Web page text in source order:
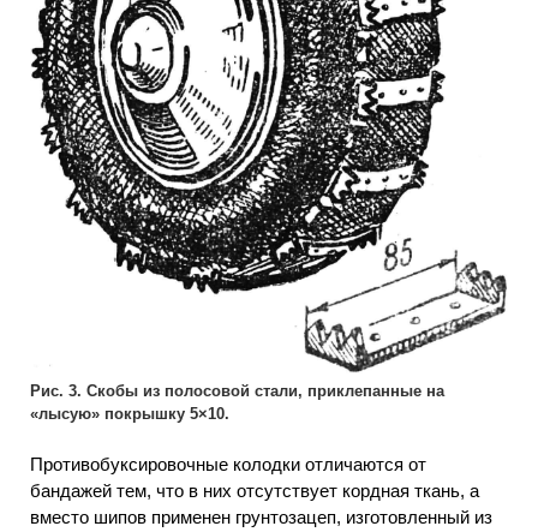
Рис. 3. Скобы из полосовой стали, приклепанные на
«лысую» покрышку 5×10.
Противобуксировочные колодки отличаются от
бандажей тем, что в них отсутствует кордная ткань, а
вместо шипов применен грунтозацеп, изготовленный из